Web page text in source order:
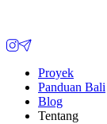
Proyek
Panduan Bali
Blog
Tentang